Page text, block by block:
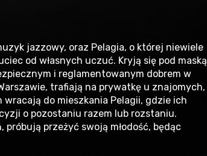
jazzowy, oraz Pelagia, o której niewiele
od własnych uczuć. Kryją się pod maską
i reglamentowanym dobrem w
trafiają na prywatkę u znajomych,
do mieszkania Pelagii, gdzie ich
o pozostaniu razem lub rozstaniu.
przeżyć swoją młodość, będąc